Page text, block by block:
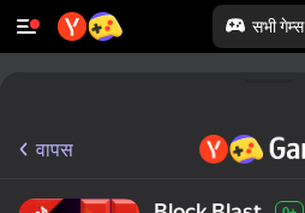
सभी गेम्स
वापस